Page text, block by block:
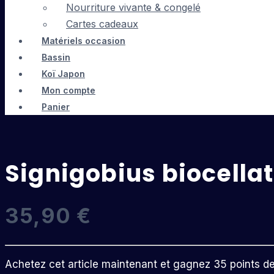
Nourriture vivante & congelé
Cartes cadeaux
Matériels occasion
Bassin
Koï Japon
Mon compte
Panier
Signigobius
35,90 €
Achetez cet article maintenant et gagnez 35 points